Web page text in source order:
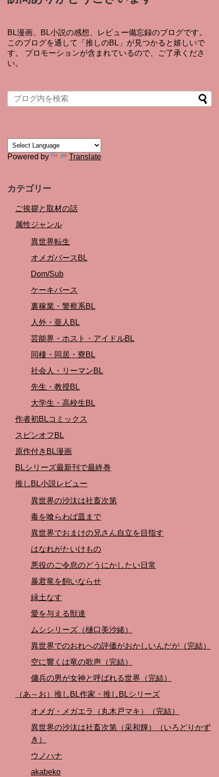
BL漫画、BL小説の感想、レビュー備忘録のブログです。
このブログを通して「推しのBL」が見つかると嬉しいで
す。 プロモーションが含まれているので、ご了承くださ
い。
Powered by Translate
カテゴリー
ご挨拶と取材の話
属性ジャンル
異世界転生
オメガバースBL
Dom/Sub
ケーキバース
裏稼業・警察系BL
人外・亜人BL
芸能界・ホスト・アイドルBL
同棲・同居・寮BL
社会人・リーマンBL
先生・教授BL
大学生・高校生BL
作者初BLコミックス
スピンオフBL
原作付きBL漫画
BLシリーズ最新刊で最終巻
推しBL小説レビュー
異世界の沙汰は社畜次第
毒を喰らわば皿まで
異世界でおまけの兄さん自立を目指す
はなれがたいけもの
悪役のご令息のどうにかしたい日常
暴君竜を飼いならせ
緑土なす
愛を与える獣達
ムシシリーズ（樋口美沙緒）
異世界でのおれへの評価がおかしいんだが（完結）
空に響くは竜の歌声（完結）
傭兵の男が女神と呼ばれる世界（完結）
（あ～お）推しBL作家・推しBLシリーズ
オメガ・メガエラ（丸木戸マキ）（完結）
異世界の沙汰は社畜次第（采和輝）（いろどりかず
き）
ウノハナ
akabeko